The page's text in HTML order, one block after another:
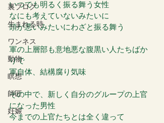
裏ブログ
生まれる時
ワンネス
動物
瞑想
師匠
妊娠
いつでも明るく振る舞う女性
なにも考えていないみたいに
頭が悪いみたいにわざと振る舞う
軍の上層部も意地悪な腹黒い人たちばか
りで
軍自体、結構腐り気味
その中で、新しく自分のグループの上官
になった男性
今までの上官たちとは全く違って